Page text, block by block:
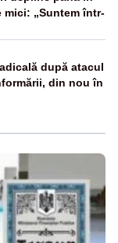
„Suntem într-
după atacul
din nou în